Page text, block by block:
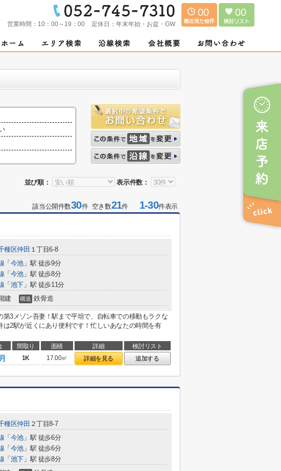
営業時間： 10：00～19：00 定休日： 年末年始・お盆・GW
00 00
並び順： 表示件数：
該当公開件数30件 空き数21件1-30件表示
種区仲田 １丁目6-8
「 今池 」駅 徒歩9分
「 今池 」駅 徒歩8分
「 池下 」駅 徒歩11分
建 構造 鉄骨造
第3メゾン吾妻！駅まで平坦で、自転車での移動もラクな
は2駅が近くにあり便利です！忙しいあなたの時間を有
間取り 面積 詳細
検討リスト
1K 17.00㎡ 詳細を見る 追加する
種区仲田 ２丁目8-7
「 今池 」駅 徒歩6分
「 今池 」駅 徒歩6分
「 池下 」駅 徒歩8分